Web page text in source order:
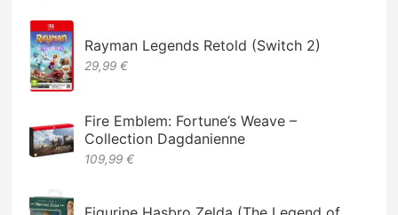
Rayman Legends Retold (Switch 2)
29,99 €
Fire Emblem: Fortune’s Weave –
Collection Dagdanienne
109,99 €